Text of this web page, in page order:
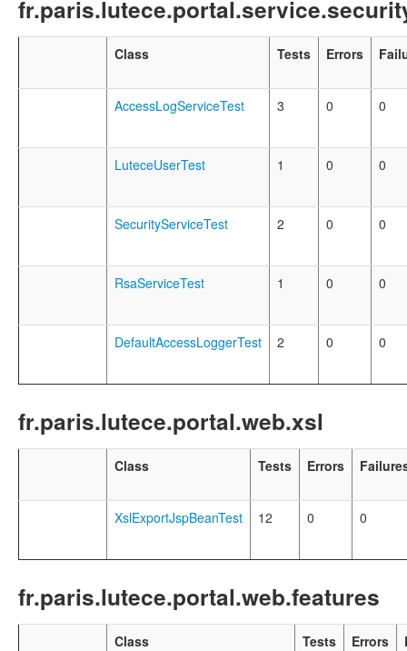
Class Tests Errors
AccessLogServiceTest 3 0 0
LuteceUserTest 1 0 0
SecurityServiceTest 2 0 0
RsaServiceTest 1 0 0
DefaultAccessLoggerTest 2 0 0
fr.paris.lutece.portal.web.xsl
Class Tests Errors
XslExportJspBeanTest 12 0 0
fr.paris.lutece.portal.web.features
Class Tests Errors